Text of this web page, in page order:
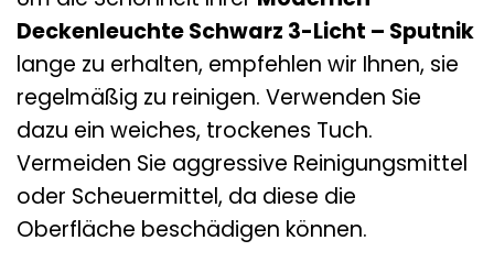
Deckenleuchte Schwarz 3-Licht – Sputnik
lange zu erhalten, empfehlen wir Ihnen, sie
regelmäßig zu reinigen. Verwenden Sie
dazu ein weiches, trockenes Tuch.
Vermeiden Sie aggressive Reinigungsmittel
oder Scheuermittel, da diese die
Oberfläche beschädigen können.